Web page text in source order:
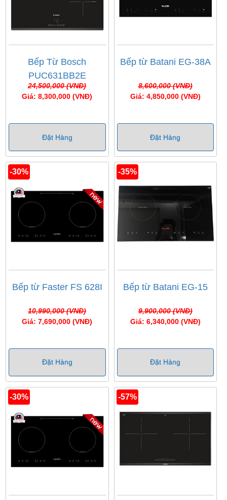
Bếp Từ Bosch
PUC631BB2E
24,500,000 (VNĐ)
Giá: 8,300,000 (VNĐ)
Đặt Hàng
Bếp từ Batani EG-38A
8,600,000 (VNĐ)
Giá: 4,850,000 (VNĐ)
Đặt Hàng
-30%
Bếp từ Faster FS 628I
10,990,000 (VNĐ)
Giá: 7,690,000 (VNĐ)
Đặt Hàng
-35%
Bếp từ Batani EG-15
9,900,000 (VNĐ)
Giá: 6,340,000 (VNĐ)
Đặt Hàng
-30% -57%